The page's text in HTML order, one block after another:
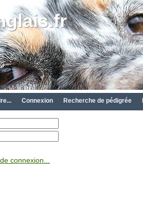
Connexion Recherche de pédigrée
connexion...